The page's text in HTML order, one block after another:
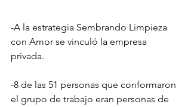
-A la estrategia Sembrando Limpieza
con Amor se vinculó la empresa
privada.
-8 de las 51 personas que conformaron
el grupo de trabajo eran personas de